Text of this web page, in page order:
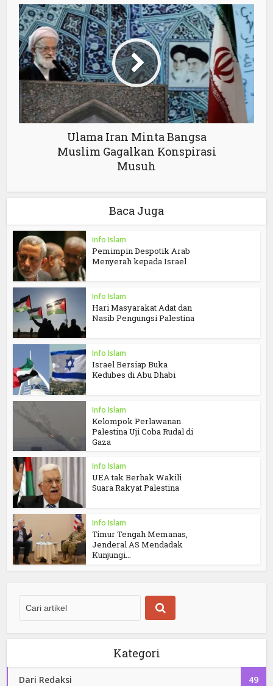
Ulama Iran Minta Bangsa
Muslim Gagalkan Konspirasi
Musuh
Baca Juga
Info Islam
Pemimpin Despotik Arab
Menyerah kepada Israel
Info Islam
Hari Masyarakat Adat dan
Nasib Pengungsi Palestina
Info Islam
Israel Bersiap Buka
Kedubes di Abu Dhabi
Info Islam
Kelompok Perlawanan
Palestina Uji Coba Rudal di
Gaza
Info Islam
UEA tak Berhak Wakili
Suara Rakyat Palestina
Info Islam
Timur Tengah Memanas,
Jenderal AS Mendadak
Kunjungi...
Kategori
Dari Redaksi 49